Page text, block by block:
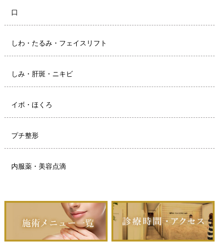
口
しわ・たるみ・フェイスリフト
しみ・肝斑・ニキビ
イボ・ほくろ
プチ整形
内服薬・美容点滴